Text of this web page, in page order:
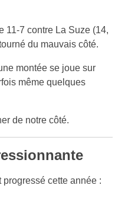
11-7 contre La Suze (14,
du mauvais côté.
montée se joue sur
même quelques
de notre côté.
cette année :